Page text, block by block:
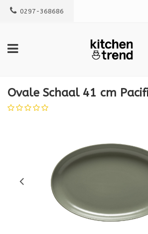
0297-368686
Ovale Schaal 41 cm